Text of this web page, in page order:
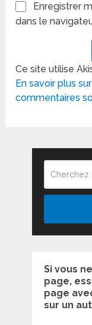
Enregistrer
dans le
Ce site utilise
En savoir plus
commentaires
Si vous
page,
page
sur un